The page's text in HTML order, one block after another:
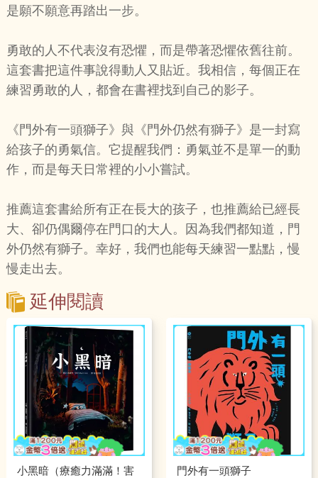
是願不願意再踏出一步。
勇敢的人不代表沒有恐懼，而是帶著恐懼依舊往前。
這套書把這件事說得動人又貼近。我相信，每個正在
練習勇敢的人，都會在書裡找到自己的影子。
《門外有一頭獅子》與《門外仍然有獅子》是一封寫
給孩子的勇氣信。它提醒我們：勇氣並不是單一的動
作，而是每天日常裡的小小嘗試。
推薦這套書給所有正在長大的孩子，也推薦給已經長
大、卻仍偶爾停在門口的大人。因為我們都知道，門
外仍然有獅子。幸好，我們也能每天練習一點點，慢
慢走出去。
延伸閱讀
小黑暗（療癒力滿滿！害
門外有一頭獅子